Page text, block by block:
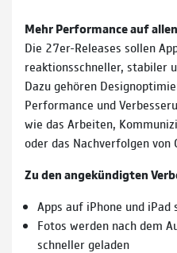
Mehr Performance auf
Die 27er-Releases sollen
reaktionsschneller, stabiler
Dazu gehören
Performance und
wie das Arbeiten,
oder das Nachverfolgen von
Zu den angekündigten
Apps auf iPhone und
Fotos werden nach dem
schneller geladen